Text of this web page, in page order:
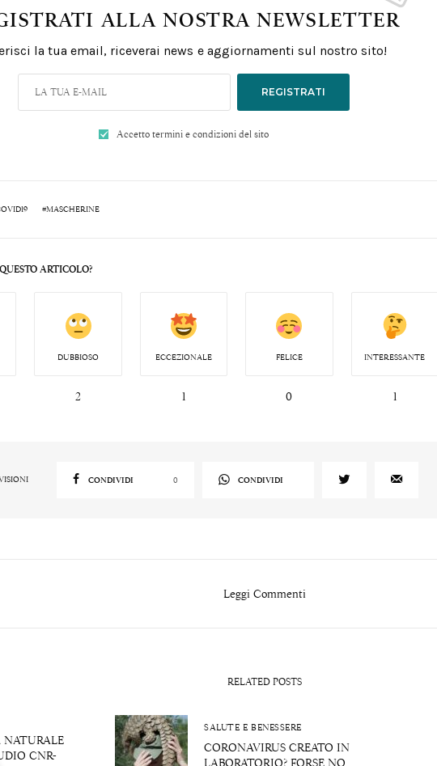
ALLA NOSTRA NEWSLETTER
la tua email, riceverai news e aggiornamenti sul nostro sito!
REGISTRATI
Accetto termini e condizioni del sito
#MASCHERINE
ARTICOLO?
DUBBIOSO
2
ECCEZIONALE
1
FELICE
0
INTERESSANTE
1
CONDIVIDI 0 CONDIVIDI
Leggi Commenti
RELATED POSTS
CNR-
SALUTE E BENESSERE
CORONAVIRUS CREATO IN